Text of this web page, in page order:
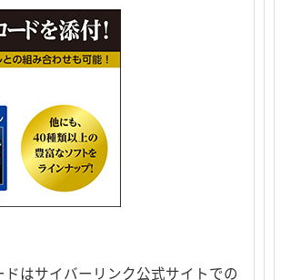
はサイバーリンク公式サイトでの